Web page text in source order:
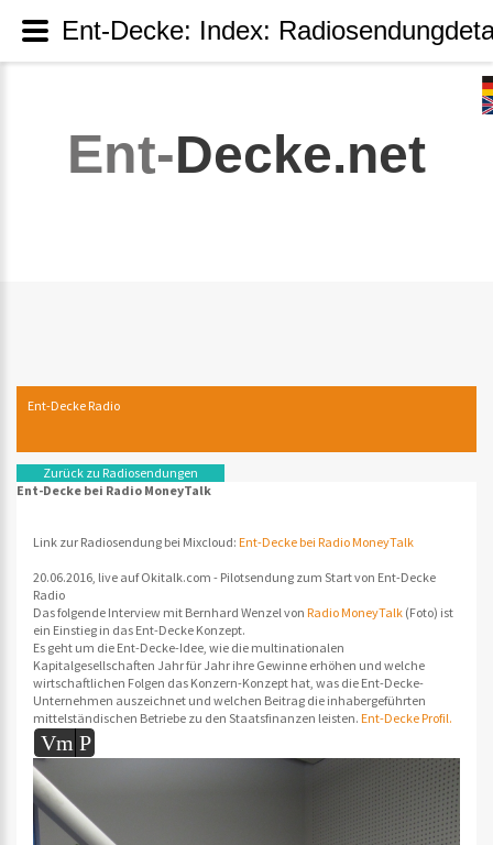
Ent-Decke.net
Ent-Decke Radio
Zurück zu Radiosendungen
Ent-Decke bei Radio MoneyTalk
Link zur Radiosendung bei Mixcloud: Ent-Decke bei Radio MoneyTalk
20.06.2016, live auf Okitalk.com - Pilotsendung zum Start von Ent-Decke
Radio
Das folgende Interview mit Bernhard Wenzel von Radio MoneyTalk (Foto) ist
ein Einstieg in das Ent-Decke Konzept.
Es geht um die Ent-Decke-Idee, wie die multinationalen
Kapitalgesellschaften Jahr für Jahr ihre Gewinne erhöhen und welche
wirtschaftlichen Folgen das Konzern-Konzept hat, was die Ent-Decke-
Unternehmen auszeichnet und welchen Beitrag die inhabergeführten
mittelständischen Betriebe zu den Staatsfinanzen leisten. Ent-Decke Profil.
Vm P
Ent-Decke: Index: